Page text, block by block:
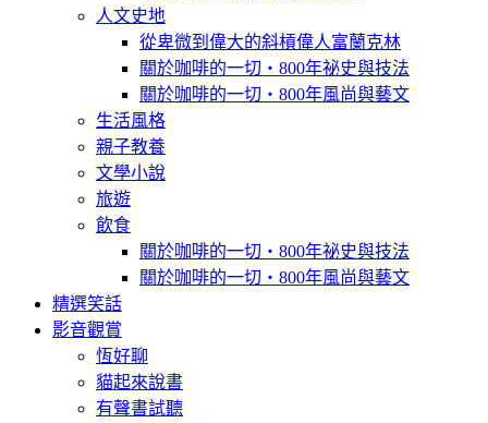
人文史地
從卑微到偉大的斜槓偉人富蘭克林
關於咖啡的一切‧800年祕史與技法
關於咖啡的一切‧800年風尚與藝文
生活風格
親子教養
文學小說
旅遊
飲食
關於咖啡的一切‧800年祕史與技法
關於咖啡的一切‧800年風尚與藝文
精選笑話
影音觀賞
恆好聊
貓起來說書
有聲書試聽